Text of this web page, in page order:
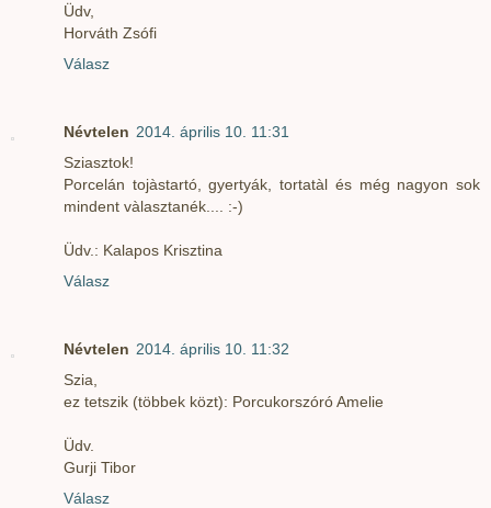
Üdv,
Horváth Zsófi
Válasz
Névtelen 2014. április 10. 11:31
Sziasztok!
Porcelán tojàstartó, gyertyák, tortatàl és még nagyon sok
mindent vàlasztanék.... :-)
Üdv.: Kalapos Krisztina
Válasz
Névtelen 2014. április 10. 11:32
Szia,
ez tetszik (többek közt): Porcukorszóró Amelie
Üdv.
Gurji Tibor
Válasz